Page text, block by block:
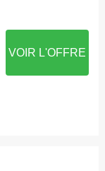
VOIR L'OFFRE